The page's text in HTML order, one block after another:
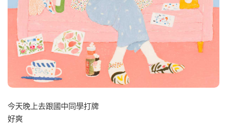
今天晚上去跟國中同學打牌
好爽